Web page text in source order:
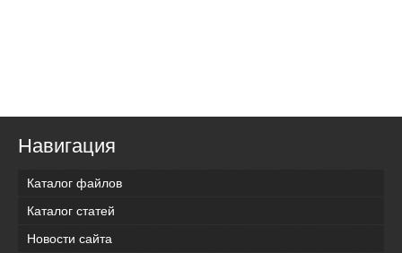
Навигация
Каталог файлов
Каталог статей
Новости сайта